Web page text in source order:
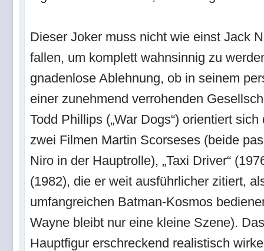
Dieser Joker muss nicht wie einst Jack
fallen, um komplett wahnsinnig zu
gnadenlose Ablehnung, ob in seinem
einer zunehmend verrohenden
Todd Phillips („War Dogs“) orientiert
zwei Filmen Martin Scorseses (beide
Niro in der Hauptrolle), „Taxi Driver“
(1982), die er weit ausführlicher zitiert,
umfangreichen Batman-Kosmos
Wayne bleibt nur eine kleine Szene).
Hauptfigur erschreckend realistisch